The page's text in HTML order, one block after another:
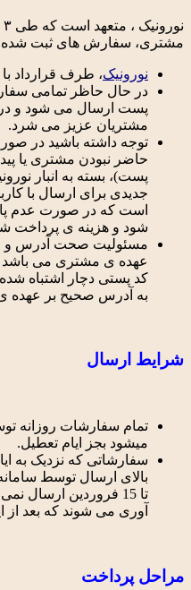
مشتری، سفارش های ثبت شده
نورونیک، طرف قرارداد
در حال حاظر تمامی
مشتریان عزیز می شرد.
توجه داشته باشید در
حاضر نبودن مشتری یا
پست)، بسته به انبار
جدیدی برای ارسال با
است که در صورت عدم
شود و هزینه ی پرداخت
مسئولیت صحت آدرس و
عهده ی مشتری می باشد
کد پستی دچار اشتباه
به آدرس صحیح بر عهده
شرایط ارسال
میشود بجز ایام تعطیل.
سفارشاتی که نزدیک به
تا 15 فروردین ارسال
آوری می شوند که بعد از
مراحل پرداخت